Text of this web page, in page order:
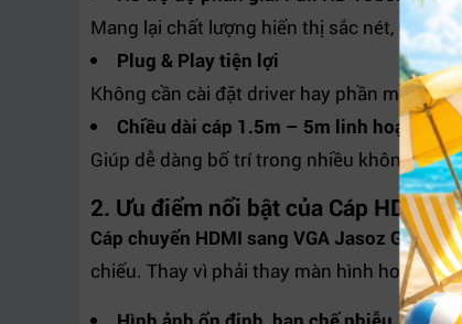
Mang lại chất lượng hiển thị sắc nét, phù
Plug & Play tiện lợi
Không cần cài đặt driver hay phần mềm,
Chiều dài cáp 1.5m – 5m linh hoạt
Giúp dễ dàng bố trí trong nhiều không
2. Ưu điểm nổi bật của Cáp HDMI
Cáp chuyển HDMI sang VGA Jasoz G116
chiếu. Thay vì phải thay màn hình hoặc